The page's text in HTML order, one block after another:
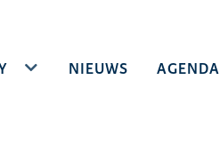
TOGGLE DROPDOWN
NIEUWS AGENDA